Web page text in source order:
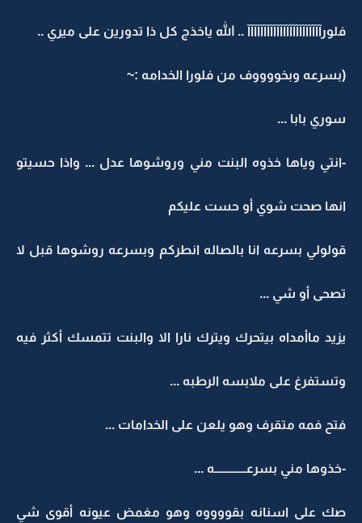
فلورآآآآآآآآآآآآآآآآآآآآآآآ .. الله ياخذج كل ذا تدورين على ميري ..
(بسرعه وبخووووف من فلورا الخدامه :~
سوري بابا ...
-انتي وياها خذوه البنت مني وروشوها عدل ... واذا حسيتو
انها صحت شوي أو حست عليكم
قولولي بسرعه انا بالصاله انطركم وبسرعه روشوها قبل لا
تصحى أو شي ...
يزيد ماأمداه بيتحرك ويترك نارا الا والبنت تتمسك أكثر فيه
وتستفرغ على ملابسه الرطبه ...
فتح فمه متقرف وهو يلعن على الخدامات ...
-خذوها مني بسرعـــــــــــــه ...
صك على اسنانه بقووووه وهو مغمض عيونه أقوى شي